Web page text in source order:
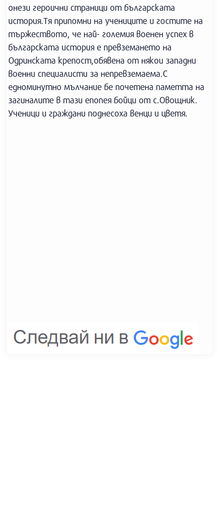
онези героични страници от българската
история.Тя припомни на учениците и гостите на
тържеството, че най- големия военен успех в
българската история е превземането на
Одринската крепост,обявена от някои западни
военни специалисти за непревземаема.С
едноминутно мълчание бе почетена паметта на
загиналите в тази епопея бойци от с.Овощник.
Ученици и граждани поднесоха венци и цветя.